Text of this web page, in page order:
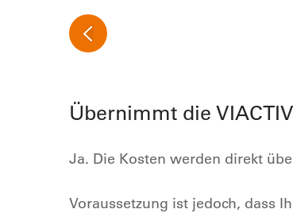
Übernimmt die
Ja. Die Kosten werden direkt
Voraussetzung ist jedoch, dass